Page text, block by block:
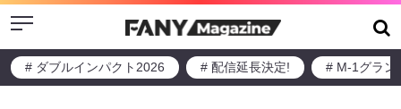
Menu
# ダブルインパクト2026 # 配信延長決定! # M-1グラン